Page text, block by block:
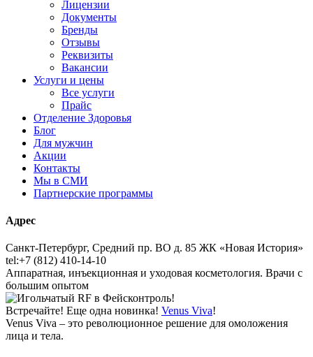
Лицензии
Документы
Бренды
Отзывы
Реквизиты
Вакансии
Услуги и цены
Все услуги
Прайс
Отделение Здоровья
Блог
Для мужчин
Акции
Контакты
Мы в СМИ
Партнерские программы
Адрес
Санкт-Петербург, Средний пр. ВО д. 85 ЖК «Новая История»
tel:+7 (812) 410-14-10
Аппаратная, инъекционная и уходовая косметология. Врачи с
большим опытом
Встречайте! Еще одна новинка! Venus Viva!
Venus Viva – это революционное решение для омоложения
лица и тела.